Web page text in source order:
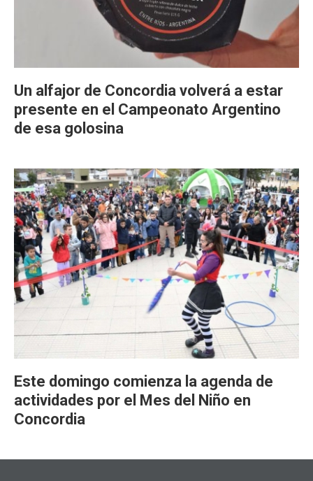
Un alfajor de Concordia volverá a estar
presente en el Campeonato Argentino
de esa golosina
Este domingo comienza la agenda de
actividades por el Mes del Niño en
Concordia